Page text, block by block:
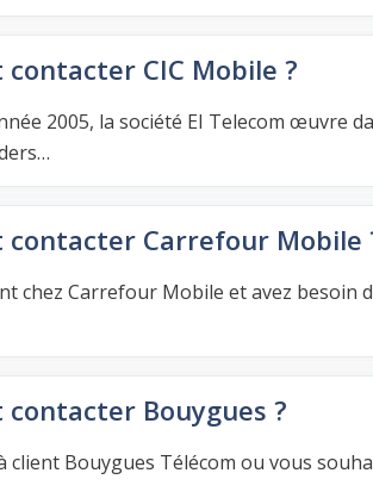
CIC Mobile ?
2005, la société EI Telecom œuvre
contacter Carrefour Mobile
chez Carrefour Mobile et avez besoin
contacter Bouygues ?
client Bouygues Télécom ou vous